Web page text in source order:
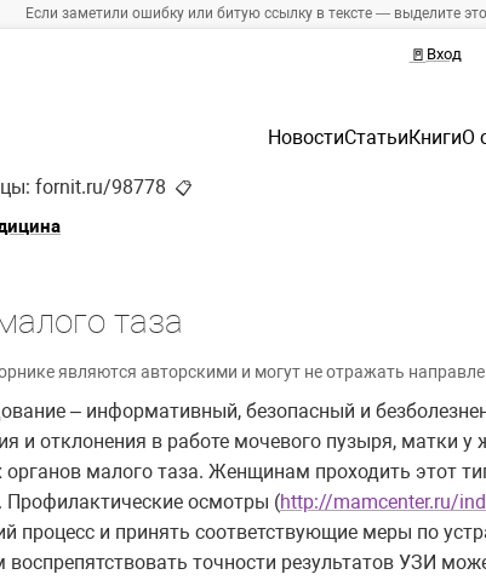
Если заметили ошибку или битую ссылку в тексте — выделите
🚪 Вход
НовостиСтатьиКнигиО
fornit.ru/98778 📋
таза
являются авторскими и могут не отражать
– информативный, безопасный и
и отклонения в работе мочевого пузыря, матки
малого таза. Женщинам проходить этот
осмотры (http://mamcenter.ru/
процесс и принять соответствующие меры по
точности результатов УЗИ